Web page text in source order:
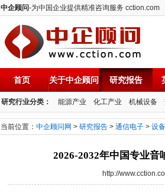
中企顾问-为中国企业提供精准咨询服务 cction.com
中企顾问
首页 关于中企顾问 研究报告
研究行业分类： 能源产业 化工产业 机械设备
当前位置： 中企顾问网 > 研究报告 > 通信电子 > 设备
2026-2032年中国专业
http://